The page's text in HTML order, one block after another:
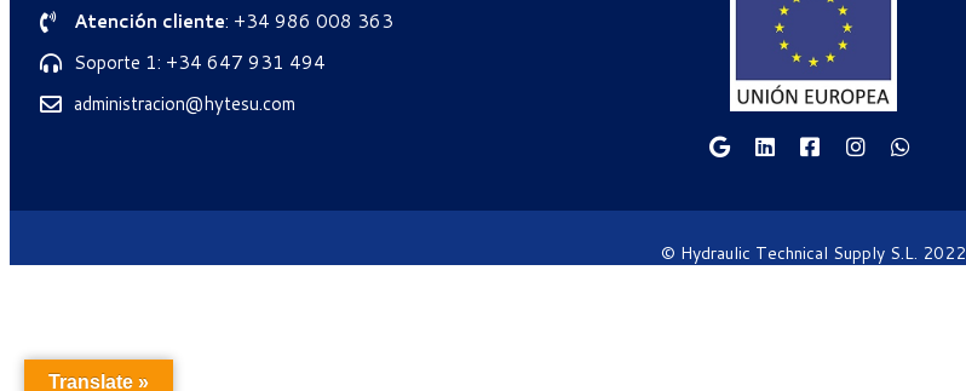
Atención cliente: +34 986 008 363
Soporte 1: +34 647 931 494
administracion@hytesu.com
© Hydraulic Technical Supply S.L. 2022
Translate »